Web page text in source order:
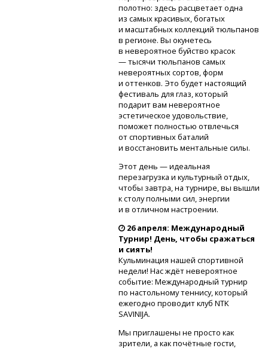
полотно: здесь расцветает одна
из самых красивых, богатых
и масштабных коллекций тюльпанов
в регионе. Вы окунетесь
в невероятное буйство красок
— тысячи тюльпанов самых
невероятных сортов, форм
и оттенков. Это будет настоящий
фестиваль для глаз, который
подарит вам невероятное
эстетическое удовольствие,
поможет полностью отвлечься
от спортивных баталий
и восстановить ментальные силы.
Этот день — идеальная
перезагрузка и культурный отдых,
чтобы завтра, на турнире, вы вышли
к столу полными сил, энергии
и в отличном настроении.
26 апреля: Международный
Турнир! День, чтобы сражаться
и сиять!
Кульминация нашей спортивной
недели! Нас ждёт невероятное
событие: Международный турнир
по настольному теннису, который
ежегодно проводит клуб NTK
SAVINIJA.
Мы приглашены не просто как
зрители, а как почётные гости,